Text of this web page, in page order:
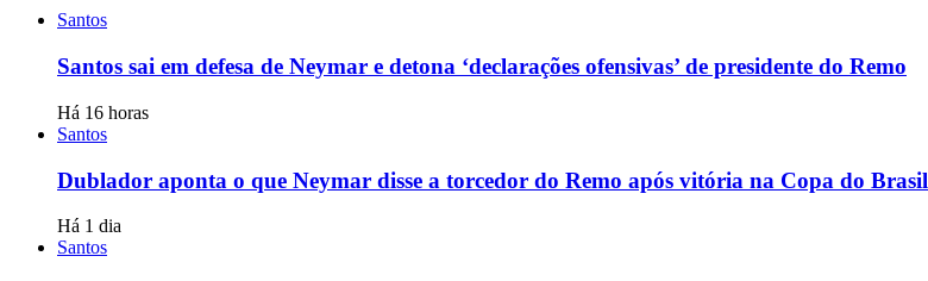
Santos
Santos sai em defesa de Neymar e detona ‘declarações ofensivas’ de presidente do Remo
Há 16 horas
Santos
Dublador aponta o que Neymar disse a torcedor do Remo após vitória na Copa do Brasil
Há 1 dia
Santos